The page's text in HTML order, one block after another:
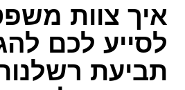
איך צוות
לסייע לכם
תביעת